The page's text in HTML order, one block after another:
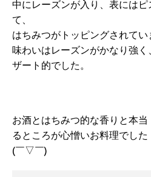
中にレーズンが入り、表には
て、
はちみつがトッピングされてい
味わいはレーズンがかなり強
ザート的でした。
お酒とはちみつ的な香りと本
るところが心憎いお料理でした
(￣▽￣)